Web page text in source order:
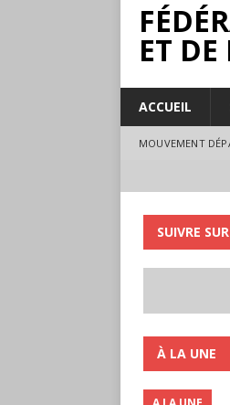
ET
ACCUEIL
MOUVEMENT
SUIVRE
À LA UNE